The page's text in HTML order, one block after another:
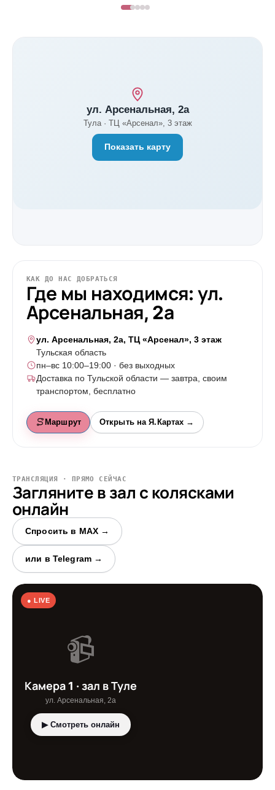
ул. Арсенальная, 2а
Тула · ТЦ «Арсенал», 3 этаж
Показать карту
КАК ДО НАС ДОБРАТЬСЯ
Где мы находимся: ул.
Арсенальная, 2а
ул. Арсенальная, 2а, ТЦ «Арсенал», 3 этаж
Тульская область
пн–вс 10:00–19:00 · без выходных
Доставка по Тульской области — завтра, своим
транспортом, бесплатно
Маршрут Открыть на Я.Картах →
ТРАНСЛЯЦИЯ · ПРЯМО СЕЙЧАС
Загляните в зал с колясками
онлайн
Спросить в MAX →
или в Telegram →
● LIVE
📹
Камера 1 · зал в Туле
ул. Арсенальная, 2а
▶ Смотреть онлайн